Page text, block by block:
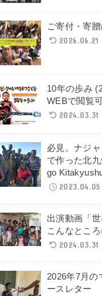
ご寄付・寄
2026.06.21
10年の歩み
WEBで閲覧
2024.03.31
必見。ナジ
で作った北
go
2023.04.05
出演動画「
こんなところ
2024.03.31
2026年7月の
ースレター